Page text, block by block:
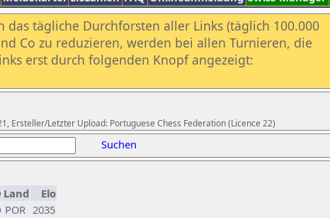
tägliche Durchforsten aller Links (täglich 100.000
Co zu reduzieren, werden bei allen Turnieren, die
erst durch folgenden Knopf angezeigt:
Ersteller/Letzter Upload: Portuguese Chess Federation (Licence 22)
Suchen
Land
Elo
POR 2035